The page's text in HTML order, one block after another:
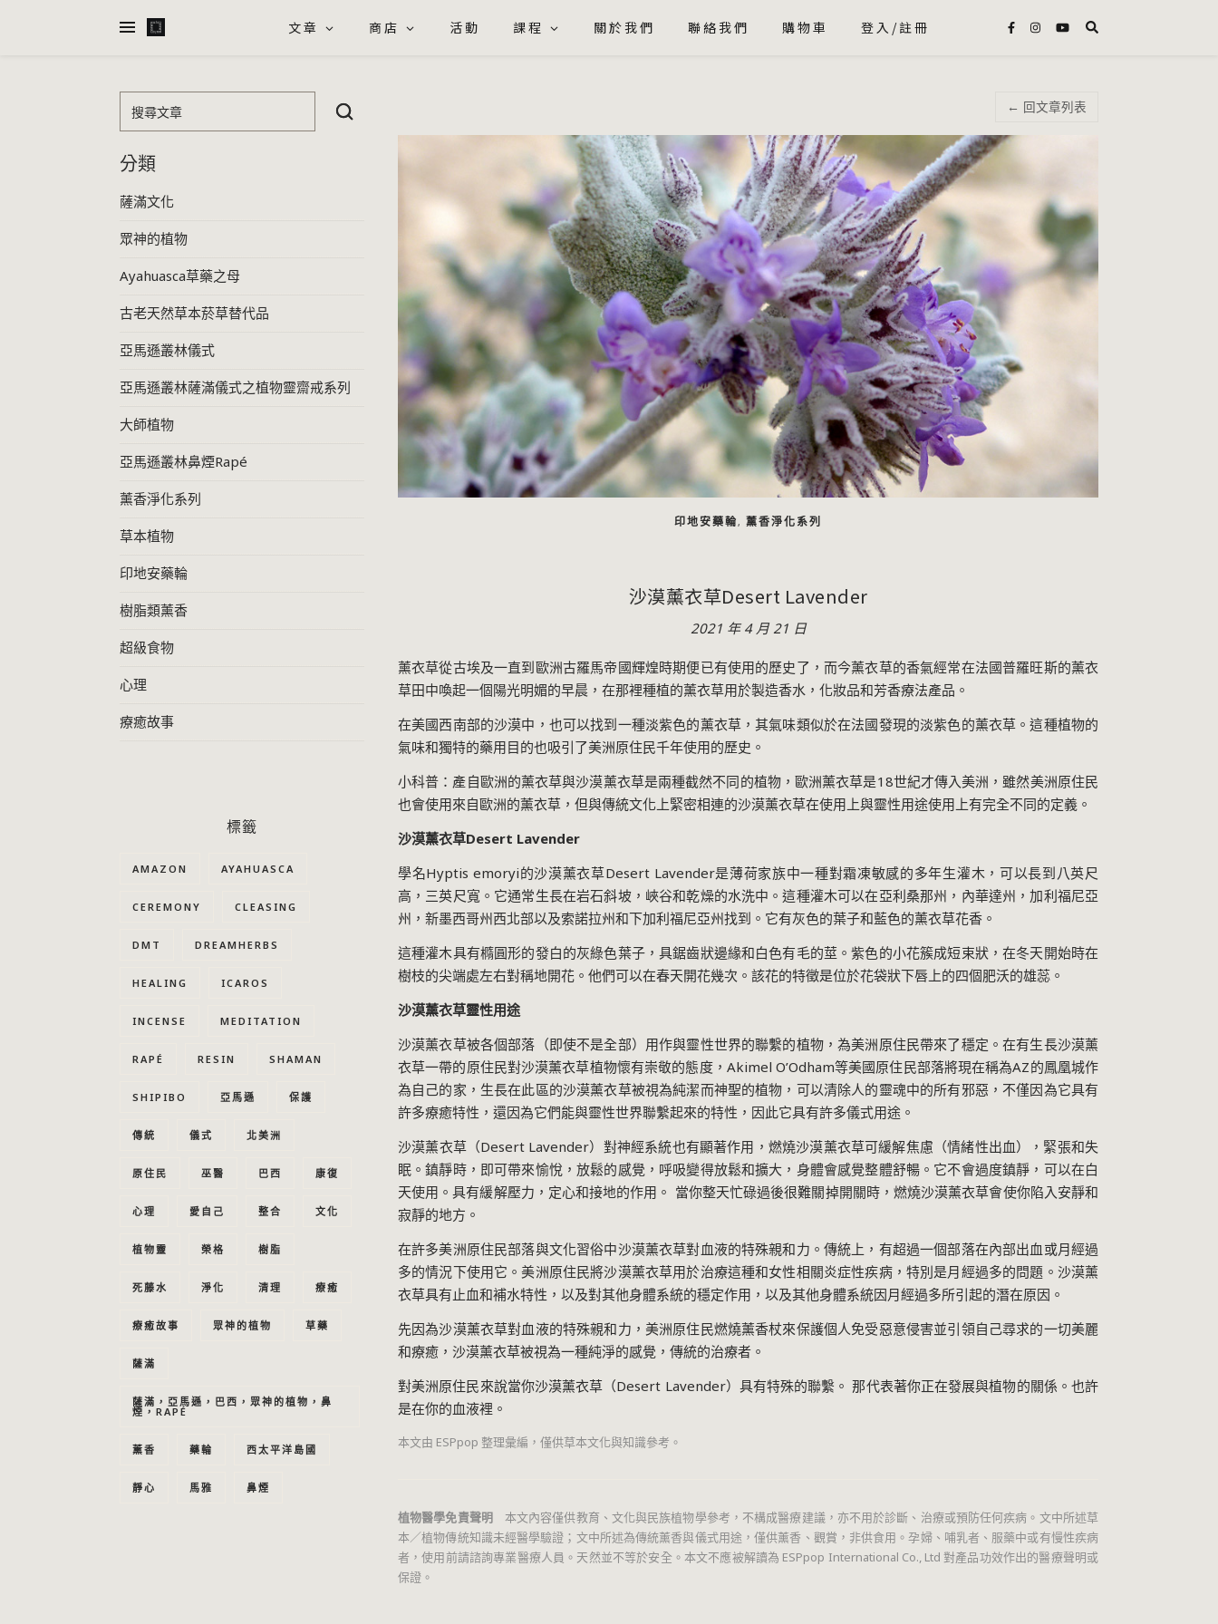
文章 商店 活動 課程 關於我們 聯絡我們 購物車 登入/註冊
搜尋文章
分類
薩滿文化
眾神的植物
Ayahuasca草藥之母
古老天然草本菸草替代品
亞馬遜叢林儀式
亞馬遜叢林薩滿儀式之植物靈齋戒系列
大師植物
亞馬遜叢林鼻煙Rapé
薰香淨化系列
草本植物
印地安藥輪
樹脂類薰香
超級食物
心理
療癒故事
標籤
AMAZON AYAHUASCA
CEREMONY CLEASING
DMT DREAMHERBS
HEALING ICAROS
INCENSE MEDITATION
RAPÉ RESIN SHAMAN
SHIPIBO 亞馬遜 保護
傳統 儀式 北美洲
原住民 巫醫 巴西 康復
心理 愛自己 整合 文化
植物靈 榮格 樹脂
死藤水 淨化 清理 療癒
療癒故事 眾神的植物 草藥
薩滿
薩滿，亞馬遜，巴西，眾神的植物，鼻
煙，RAPÉ
薰香 藥輪 西太平洋島國
靜心 馬雅 鼻煙
← 回文章列表
印地安藥輪, 薰香淨化系列
沙漠薰衣草Desert Lavender
2021 年 4 月 21 日
薰衣草從古埃及一直到歐洲古羅馬帝國輝煌時期便已有使用的歷史了，而今薰衣草的香氣經常在法國普羅旺斯的薰衣
草田中喚起一個陽光明媚的早晨，在那裡種植的薰衣草用於製造香水，化妝品和芳香療法產品。
在美國西南部的沙漠中，也可以找到一種淡紫色的薰衣草，其氣味類似於在法國發現的淡紫色的薰衣草。這種植物的
氣味和獨特的藥用目的也吸引了美洲原住民千年使用的歷史。
小科普：產自歐洲的薰衣草與沙漠薰衣草是兩種截然不同的植物，歐洲薰衣草是18世紀才傳入美洲，雖然美洲原住民
也會使用來自歐洲的薰衣草，但與傳統文化上緊密相連的沙漠薰衣草在使用上與靈性用途使用上有完全不同的定義。
沙漠薰衣草Desert Lavender
學名Hyptis emoryi的沙漠薰衣草Desert Lavender是薄荷家族中一種對霜凍敏感的多年生灌木，可以長到八英尺
高，三英尺寬。它通常生長在岩石斜坡，峽谷和乾燥的水洗中。這種灌木可以在亞利桑那州，內華達州，加利福尼亞
州，新墨西哥州西北部以及索諾拉州和下加利福尼亞州找到。它有灰色的葉子和藍色的薰衣草花香。
這種灌木具有橢圓形的發白的灰綠色葉子，具鋸齒狀邊緣和白色有毛的莖。紫色的小花簇成短束狀，在冬天開始時在
樹枝的尖端處左右對稱地開花。他們可以在春天開花幾次。該花的特徵是位於花袋狀下唇上的四個肥沃的雄蕊。
沙漠薰衣草靈性用途
沙漠薰衣草被各個部落（即使不是全部）用作與靈性世界的聯繫的植物，為美洲原住民帶來了穩定。在有生長沙漠薰
衣草一帶的原住民對沙漠薰衣草植物懷有崇敬的態度，Akimel O’Odham等美國原住民部落將現在稱為AZ的鳳凰城作
為自己的家，生長在此區的沙漠薰衣草被視為純潔而神聖的植物，可以清除人的靈魂中的所有邪惡，不僅因為它具有
許多療癒特性，還因為它們能與靈性世界聯繫起來的特性，因此它具有許多儀式用途。
沙漠薰衣草（Desert Lavender）對神經系統也有顯著作用，燃燒沙漠薰衣草可緩解焦慮（情緒性出血），緊張和失
眠。鎮靜時，即可帶來愉悅，放鬆的感覺，呼吸變得放鬆和擴大，身體會感覺整體舒暢。它不會過度鎮靜，可以在白
天使用。具有緩解壓力，定心和接地的作用。 當你整天忙碌過後很難關掉開關時，燃燒沙漠薰衣草會使你陷入安靜和
寂靜的地方。
在許多美洲原住民部落與文化習俗中沙漠薰衣草對血液的特殊親和力。傳統上，有超過一個部落在內部出血或月經過
多的情況下使用它。美洲原住民將沙漠薰衣草用於治療這種和女性相關炎症性疾病，特別是月經過多的問題。沙漠薰
衣草具有止血和補水特性，以及對其他身體系統的穩定作用，以及其他身體系統因月經過多所引起的潛在原因。
先因為沙漠薰衣草對血液的特殊親和力，美洲原住民燃燒薰香杖來保護個人免受惡意侵害並引領自己尋求的一切美麗
和療癒，沙漠薰衣草被視為一種純淨的感覺，傳統的治療者。
對美洲原住民來說當你沙漠薰衣草（Desert Lavender）具有特殊的聯繫。 那代表著你正在發展與植物的關係。也許
是在你的血液裡。
本文由 ESPpop 整理彙編，僅供草本文化與知識參考。
植物醫學免責聲明本文內容僅供教育、文化與民族植物學參考，不構成醫療建議，亦不用於診斷、治療或預防任何疾病。文中所述草
本／植物傳統知識未經醫學驗證；文中所述為傳統薰香與儀式用途，僅供薰香、觀賞，非供食用。孕婦、哺乳者、服藥中或有慢性疾病
者，使用前請諮詢專業醫療人員。天然並不等於安全。本文不應被解讀為 ESPpop International Co., Ltd 對產品功效作出的醫療聲明或
保證。